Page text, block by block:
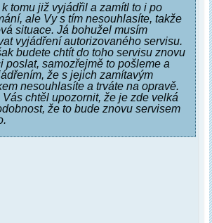
tomu již vyjádřil a zamítl to i po
ale Vy s tím nesouhlasíte, takže
situace. Já bohužel musím
vyjádření autorizovaného servisu.
budete chtít do toho servisu znovu
poslat, samozřejmě to pošleme a
že s jejich zamítavým
nesouhlasíte a trváte na opravě.
Vás chtěl upozornit, že je zde velká
že to bude znovu servisem